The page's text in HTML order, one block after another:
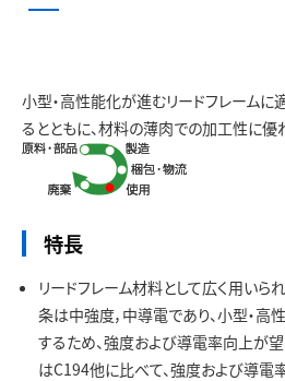
投資家の皆様へ（IR）
English
製品カタログ
小型・高性能化が進むリードフレームに
るとともに、材料の薄肉での加工性に優
特長
リードフレーム材料として広く用い
条は中強度，中導電であり、小型・
するため、強度および導電率向上が
はC194他に比べて、強度および導電